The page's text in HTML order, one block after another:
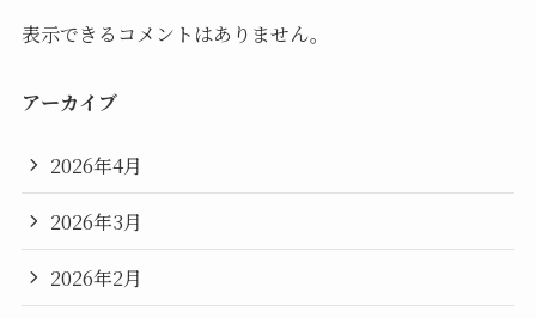
表示できるコメントはありません。
アーカイブ
2026年4月
2026年3月
2026年2月